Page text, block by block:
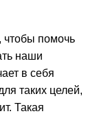
помочь
наши
в себя
таких целей,
Такая